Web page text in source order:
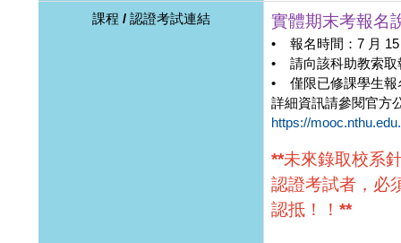
課程 / 認證考試連結 實體期末考報名
• 報名時間：7 月 15
• 請向該科助教索取
• 僅限已修課學生報
詳細資訊請參閱官方
https://
**未來錄取校系
認證考試者，必
認抵！！**